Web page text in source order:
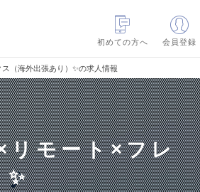
初めての方へ
会員登録
（海外出張あり）✨の求人情報
リモート×フレ
✨